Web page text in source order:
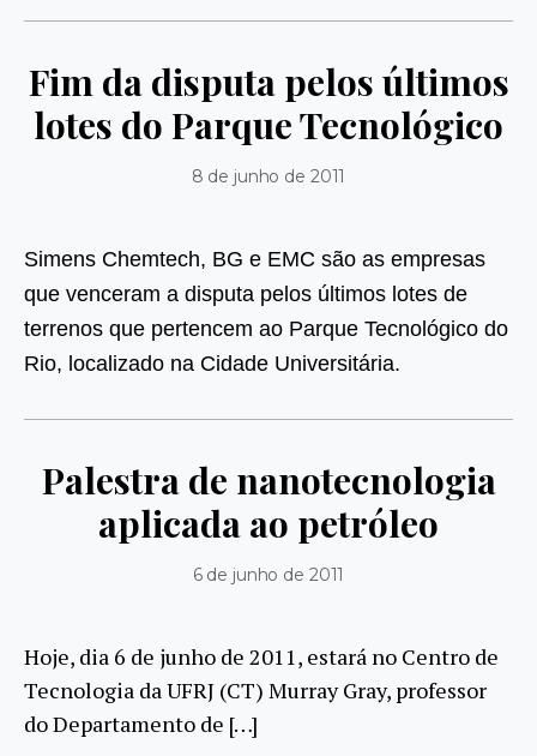
Fim da disputa pelos últimos
lotes do Parque Tecnológico
8 de junho de 2011
Simens Chemtech, BG e EMC são as empresas
que venceram a disputa pelos últimos lotes de
terrenos que pertencem ao Parque Tecnológico do
Rio, localizado na Cidade Universitária.
Palestra de nanotecnologia
aplicada ao petróleo
6 de junho de 2011
Hoje, dia 6 de junho de 2011, estará no Centro de
Tecnologia da UFRJ (CT) Murray Gray, professor
do Departamento de […]